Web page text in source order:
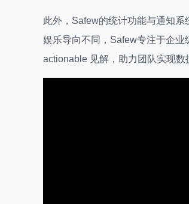
此外，Safew的统计功能与通知
娱乐导向不同，Safew专注于企
actionable 见解，助力团队实现数